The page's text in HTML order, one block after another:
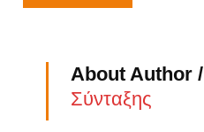
About Author /
Σύνταξης